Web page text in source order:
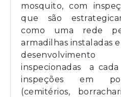
mosquito, com
que são
como uma rede
armadilhas instaladas
inspecionadas a
inspeções em
(cemitérios,